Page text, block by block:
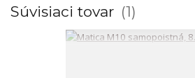
Súvisiaci tovar 1